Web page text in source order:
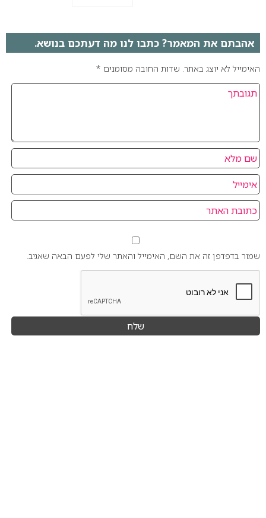
אהבתם את המאמר? כתבו לנו מה דעתכם בנושא.
האימייל לא יוצג באתר. שדות החובה מסומנים *
שמור בדפדפן זה את השם, האימייל והאתר שלי לפעם הבאה שאגיב.